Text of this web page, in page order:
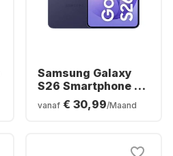
Samsung Galaxy
S26 Smartphone -
256GB - Dual SIM
vanaf € 30,99/Maand